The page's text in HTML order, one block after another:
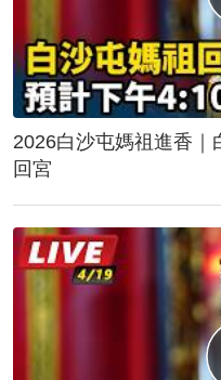
2026白沙屯媽祖進香｜白沙屯
回宮